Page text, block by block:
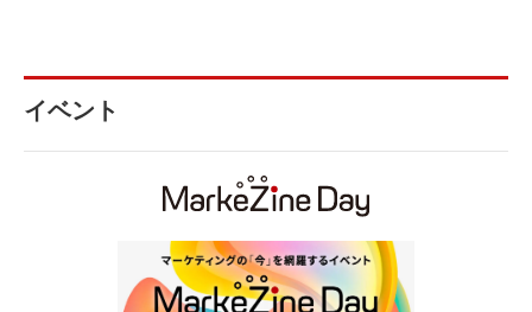
イベント